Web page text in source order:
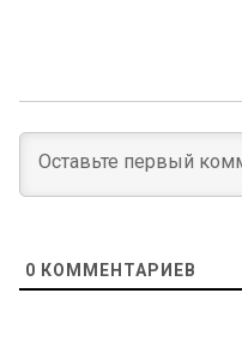
0 КОММЕНТАРИЕВ